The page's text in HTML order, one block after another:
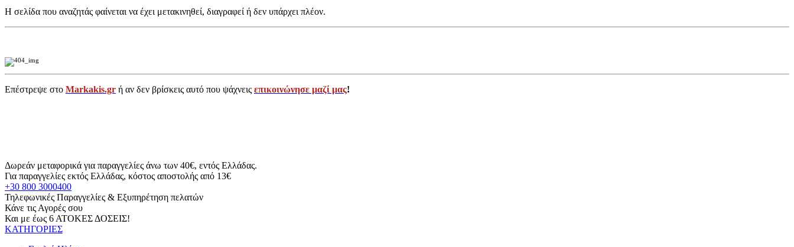
Η σελίδα που αναζητάς φαίνεται να έχει μετακινηθεί, διαγραφεί ή δεν υπάρχει πλέον.
Επέστρεψε στο Markakis.gr ή αν δεν βρίσκεις αυτό που ψάχνεις επικοινώνησε μαζί μας!
Δωρεάν μεταφορικά για παραγγελίες άνω των 40€, εντός Ελλάδας.
Για παραγγελίες εκτός Ελλάδας, κόστος αποστολής από 13€
+30 800 3000400
Τηλεφωνικές Παραγγελίες & Εξυπηρέτηση πελατών
Κάνε τις Αγορές σου
Και με έως 6 ΑΤΟΚΕΣ ΔΟΣΕΙΣ!
ΚΑΤΗΓΟΡΙΕΣ